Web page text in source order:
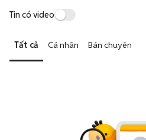
Tin có video
Tất cả Cá nhân Bán chuyên